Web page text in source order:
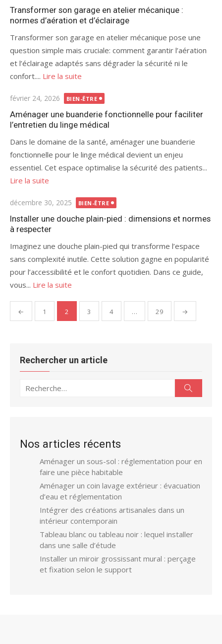
le
Transformer son garage en atelier mécanique :
normes d’aération et d’éclairage
Transformer son garage en atelier mécanique pose une
question simple mais cruciale: comment garantir l’aération
et l’éclairage adaptés sans dégrader la sécurité ni le
confort.... Lire la suite
Publié
le
février 24, 2026 BIEN-ÊTRE
Aménager une buanderie fonctionnelle pour faciliter
l’entretien du linge médical
Dans le domaine de la santé, aménager une buanderie
fonctionnelle pour le linge médical devient un enjeu
essentiel. Cet espace optimalise la sécurité des patients...
Lire la suite
Publié
le
décembre 30, 2025 BIEN-ÊTRE
Installer une douche plain-pied : dimensions et normes
à respecter
Imaginez une douche plain-pied qui transforme l’espace
sans complexité inutile. Cette solution gagne en popularité
pour l’accessibilité et le confort quotidien. Dans ce guide,
vous... Lire la suite
Pagination
des
← 1 2 3 4 … 29 →
Rechercher un article
Recherche
Nos articles récents
Aménager un sous-sol : réglementation pour en
faire une pièce habitable
Aménager un coin lavage extérieur : évacuation
d’eau et réglementation
Intégrer des créations artisanales dans un
intérieur contemporain
Tableau blanc ou tableau noir : lequel installer
dans une salle d’étude
Installer un miroir grossissant mural : perçage
et fixation selon le support